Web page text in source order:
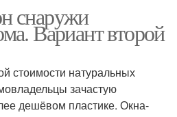
снаружи
Вариант второй
стоимости натуральных
зачастую
дешёвом пластике. Окна-